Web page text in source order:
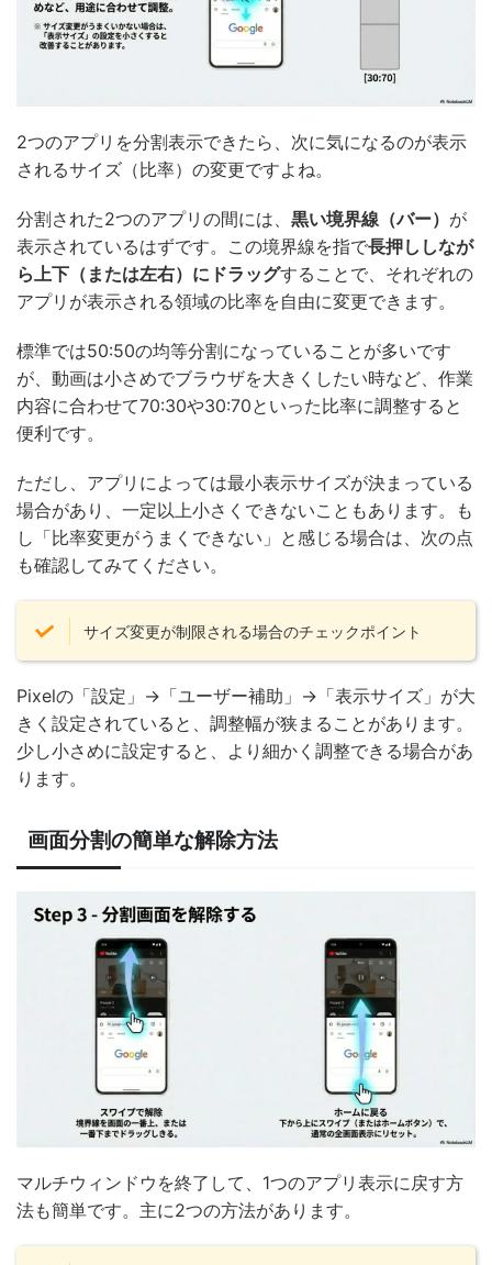
2つのアプリを分割表示できたら、次に気になるのが表示
されるサイズ（比率）の変更ですよね。
分割された2つのアプリの間には、 黒い境界線（バー） が
表示されているはずです。この境界線を指で長押ししなが
ら上下（または左右）にドラッグすることで、それぞれの
アプリが表示される領域の比率を自由に変更できます。
標準では50:50の均等分割になっていることが多いです
が、動画は小さめでブラウザを大きくしたい時など、作業
内容に合わせて70:30や30:70といった比率に調整すると
便利です。
ただし、アプリによっては最小表示サイズが決まっている
場合があり、一定以上小さくできないこともあります。も
し「比率変更がうまくできない」と感じる場合は、次の点
も確認してみてください。
サイズ変更が制限される場合のチェックポイント
Pixelの「設定」→「ユーザー補助」→「表示サイズ」が大
きく設定されていると、調整幅が狭まることがあります。
少し小さめに設定すると、より細かく調整できる場合があ
ります。
画面分割の簡単な解除方法
マルチウィンドウを終了して、1つのアプリ表示に戻す方
法も簡単です。主に2つの方法があります。